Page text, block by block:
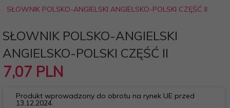
SŁOWNIK POLSKO-ANGIELSKI ANGIELSKO-POLSKI CZĘŚĆ II
SŁOWNIK POLSKO-ANGIELSKI
ANGIELSKO-POLSKI CZĘŚĆ II
7,07 PLN
Produkt wprowadzony do obrotu na rynek UE przed
13.12.2024.